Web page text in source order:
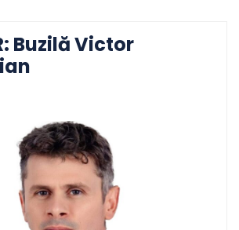
Buzilă Victor